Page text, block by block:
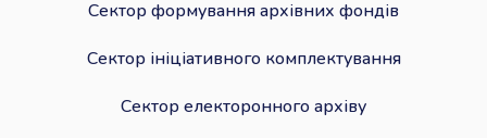
Сектор формування архівних фондів
Сектор ініціативного комплектування
Сектор електоронного архіву